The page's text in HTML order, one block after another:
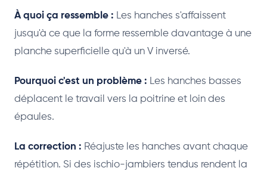
À quoi ça ressemble : Les hanches s'affaissent
jusqu'à ce que la forme ressemble davantage à une
planche superficielle qu'à un V inversé.
Pourquoi c'est un problème : Les hanches basses
déplacent le travail vers la poitrine et loin des
épaules.
La correction : Réajuste les hanches avant chaque
répétition. Si des ischio-jambiers tendus rendent la